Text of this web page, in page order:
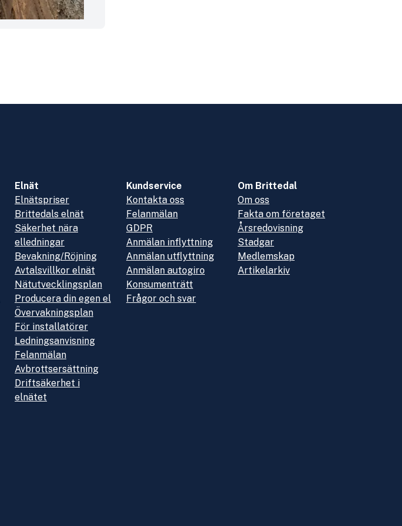
Elnät
Elnätspriser
Brittedals elnät
Säkerhet nära
elledningar
Bevakning/Röjning
Avtalsvillkor elnät
Nätutvecklingsplan
Producera din egen el
Övervakningsplan
För installatörer
Ledningsanvisning
Felanmälan
Avbrottsersättning
Driftsäkerhet i
elnätet
Kundservice
Kontakta oss
Felanmälan
GDPR
Anmälan inflyttning
Anmälan utflyttning
Anmälan autogiro
Konsumenträtt
Frågor och svar
Om Brittedal
Om oss
Fakta om företaget
Årsredovisning
Stadgar
Medlemskap
Artikelarkiv